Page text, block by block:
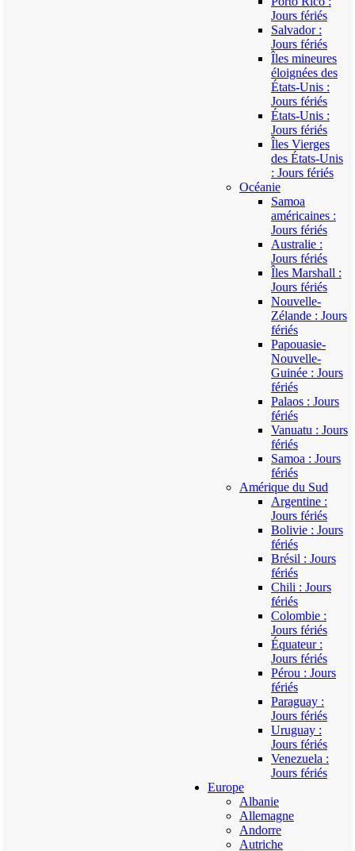
Jours fériés
Salvador :
Jours fériés
Îles mineures
éloignées des
États-Unis :
Jours fériés
États-Unis :
Jours fériés
Îles Vierges
des États-Unis
: Jours fériés
Océanie
Samoa
américaines :
Jours fériés
Australie :
Jours fériés
Îles Marshall :
Jours fériés
Nouvelle-
Zélande : Jours
fériés
Papouasie-
Nouvelle-
Guinée : Jours
fériés
Palaos : Jours
fériés
Vanuatu : Jours
fériés
Samoa : Jours
fériés
Amérique du Sud
Argentine :
Jours fériés
Bolivie : Jours
fériés
Brésil : Jours
fériés
Chili : Jours
fériés
Colombie :
Jours fériés
Équateur :
Jours fériés
Pérou : Jours
fériés
Paraguay :
Jours fériés
Uruguay :
Jours fériés
Venezuela :
Jours fériés
Europe
Albanie
Allemagne
Andorre
Autriche